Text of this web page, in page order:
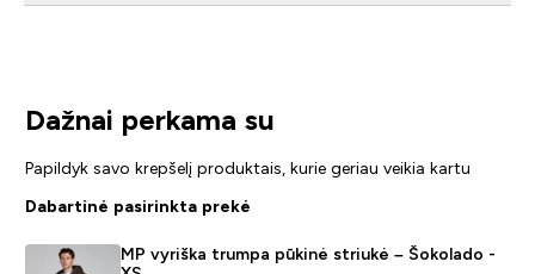
Dažnai perkama su
Papildyk savo krepšelį produktais, kurie geriau veikia kartu
Dabartinė pasirinkta prekė
MP vyriška trumpa pūkinė striukė – Šokolado -